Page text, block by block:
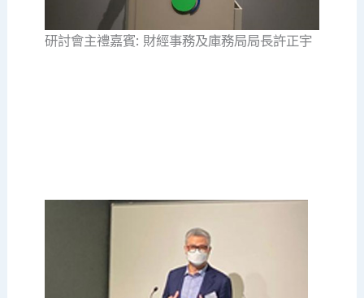
研討會主禮嘉賓: 財經事務及庫務局局長許正宇